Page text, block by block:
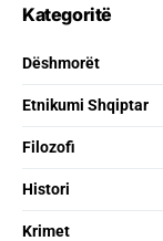
Kategoritë
Dëshmorët
Etnikumi Shqiptar
Filozofi
Histori
Krimet